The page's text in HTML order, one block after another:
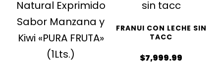
FRANUI CON LECHE SIN
TACC
$7,999.99